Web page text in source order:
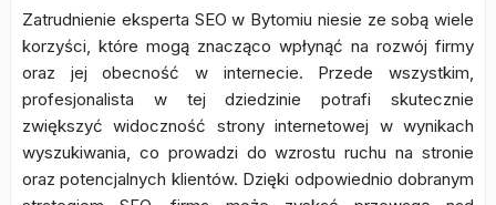
Zatrudnienie eksperta SEO w Bytomiu niesie ze sobą wiele
korzyści, które mogą znacząco wpłynąć na rozwój firmy
oraz jej obecność w internecie. Przede wszystkim,
profesjonalista w tej dziedzinie potrafi skutecznie
zwiększyć widoczność strony internetowej w wynikach
wyszukiwania, co prowadzi do wzrostu ruchu na stronie
oraz potencjalnych klientów. Dzięki odpowiednio dobranym